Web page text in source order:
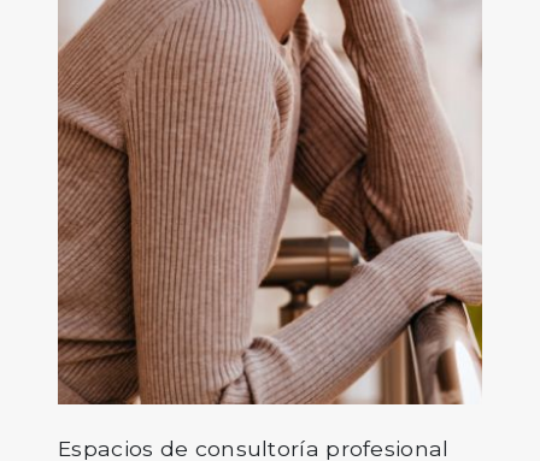
Espacios de consultoría profesional